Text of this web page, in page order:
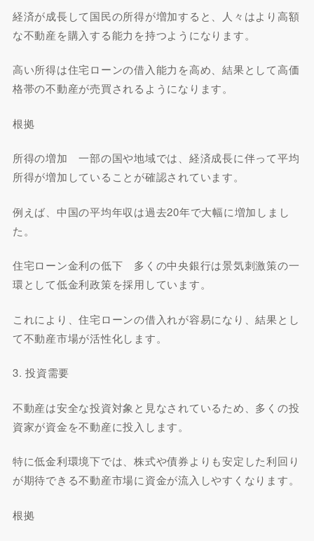
経済が成長して国民の所得が増加すると、人々はより高額
な不動産を購入する能力を持つようになります。
高い所得は住宅ローンの借入能力を高め、結果として高価
格帯の不動産が売買されるようになります。
根拠
所得の増加 一部の国や地域では、経済成長に伴って平均
所得が増加していることが確認されています。
例えば、中国の平均年収は過去20年で大幅に増加しまし
た。
住宅ローン金利の低下 多くの中央銀行は景気刺激策の一
環として低金利政策を採用しています。
これにより、住宅ローンの借入れが容易になり、結果とし
て不動産市場が活性化します。
3. 投資需要
不動産は安全な投資対象と見なされているため、多くの投
資家が資金を不動産に投入します。
特に低金利環境下では、株式や債券よりも安定した利回り
が期待できる不動産市場に資金が流入しやすくなります。
根拠